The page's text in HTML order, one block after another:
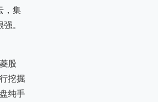
，集
。
股
挖掘
纯手